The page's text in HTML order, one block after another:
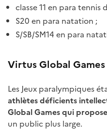
classe 11 en para tennis
S20 en para natation ;
S/SB/SM14 en para
Virtus Global Games
Les Jeux paralympiques
athlètes déficients
Global Games qui
un public plus large.